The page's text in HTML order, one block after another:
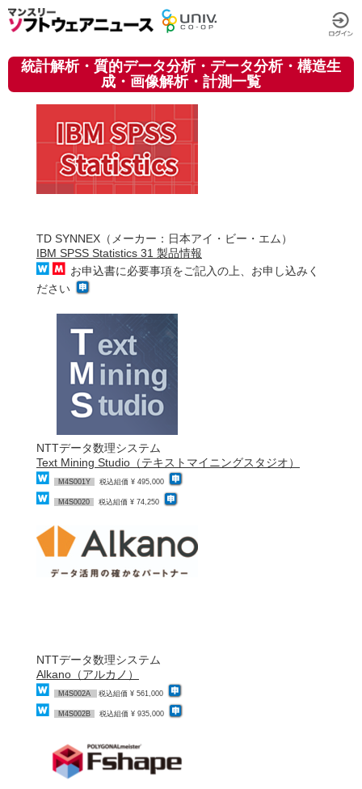
統計解析・質的データ分析・データ分析・構造生
成・画像解析・計測一覧
TD SYNNEX（メーカー：日本アイ・ビー・エム）
IBM SPSS Statistics 31 製品情報
お申込書に必要事項をご記入の上、お申し込みく
ださい
NTTデータ数理システム
Text Mining Studio（テキストマイニングスタジオ）
M4S001Y 税込組価 ¥ 495,000
M4S0020 税込組価 ¥ 74,250
NTTデータ数理システム
Alkano（アルカノ）
M4S002A 税込組価 ¥ 561,000
M4S002B 税込組価 ¥ 935,000